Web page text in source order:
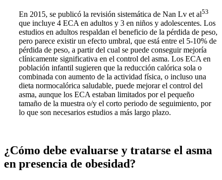
En 2015, se publicó la revisión sistemática de Nan Lv et al53
que incluye 4 ECA en adultos y 3 en niños y adolescentes. Los
estudios en adultos respaldan el beneficio de la pérdida de peso,
pero parece existir un efecto umbral, que está entre el 5-10% de
pérdida de peso, a partir del cual se puede conseguir mejoría
clínicamente significativa en el control del asma. Los ECA en
población infantil sugieren que la reducción calórica sola o
combinada con aumento de la actividad física, o incluso una
dieta normocalórica saludable, puede mejorar el control del
asma, aunque los ECA estaban limitados por el pequeño
tamaño de la muestra o/y el corto periodo de seguimiento, por
lo que son necesarios estudios a más largo plazo.
¿Cómo debe evaluarse y tratarse el asma
en presencia de obesidad?